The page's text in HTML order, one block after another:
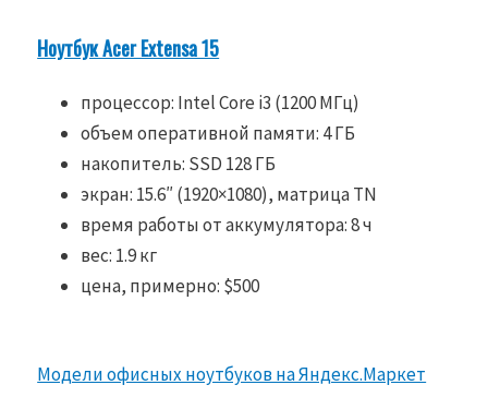
Ноутбук Acer Extensa 15
процессор: Intel Core i3 (1200 МГц)
объем оперативной памяти: 4 ГБ
накопитель: SSD 128 ГБ
экран: 15.6″ (1920×1080), матрица TN
время работы от аккумулятора: 8 ч
вес: 1.9 кг
цена, примерно: $500
Модели офисных ноутбуков на Яндекс.Маркет